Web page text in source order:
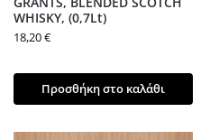
WHISKY, (0,7Lt)
18,20€
Προσθήκη στο καλάθι